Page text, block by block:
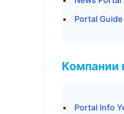
Portal
Компании
Portal Info